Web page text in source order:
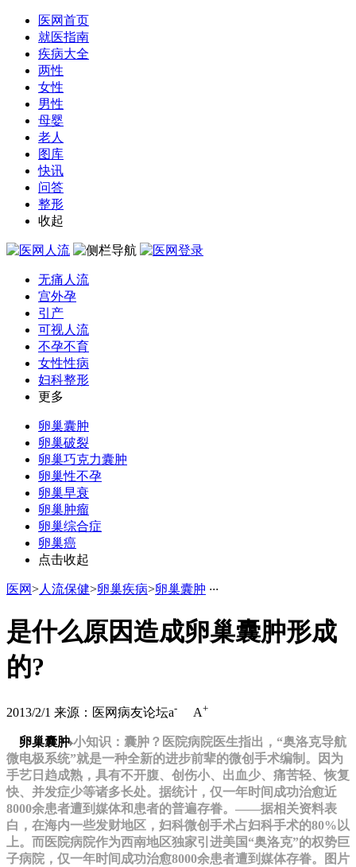
医网首页
就医指南
疾病大全
两性
女性
男性
母婴
老人
图库
快讯
问答
整形
收起
无痛人流
宫外孕
引产
可视人流
不孕不育
女性性病
妇科整形
更多
卵巢囊肿
卵巢破裂
卵巢巧克力囊肿
卵巢性不孕
卵巢早衰
卵巢肿瘤
卵巢综合症
卵巢癌
点击收起
医网>人流保健>卵巢疾病>卵巢囊肿 ···
是什么原因造成卵巢囊肿形成
的?
2013/2/1 来源：医网病友论坛a- A+
卵巢囊肿 小知识：囊肿？医院病院医生指出，“奥洛克导航
微电极系统”就是一种全新的进步前辈的微创手术编制。因为
手艺日趋成熟，具有不开腹、创伤小、出血少、痛苦轻、恢复
快、并发症少等诸多长处。据统计，仅一年时间成功治愈近
8000余患者遭到媒体和患者的普遍存眷。——据相关资料表
白，在海内一些发财地区，妇科微创手术占妇科手术的80%以
上。而医院病院作为西南地区独家引进美国“奥洛克”的权势巨
子病院，仅一年时间成功治愈8000余患者遭到媒体存眷。图片